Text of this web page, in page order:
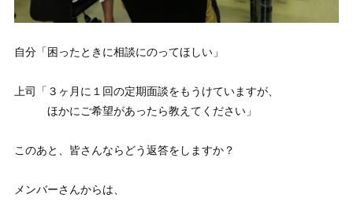
自分「困ったときに相談にのってほしい」
上司「３ヶ月に１回の定期面談をもうけていますが、
ほかにご希望があったら教えてください」
このあと、皆さんならどう返答をしますか？
メンバーさんからは、